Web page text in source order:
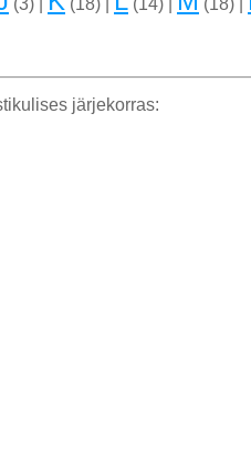
(3) | (18) | (14) | (18) |
järjekorras: